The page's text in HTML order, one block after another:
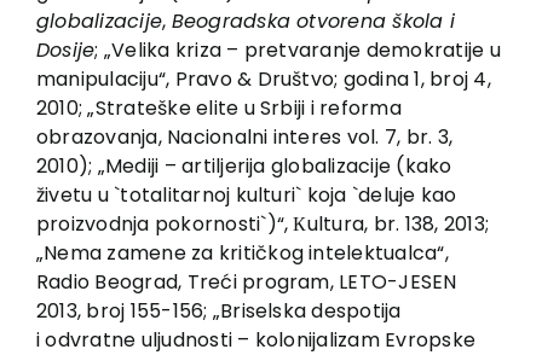
globalizacije, Beogradska otvorena škola i
Dosije; „Velika kriza – pretvaranje demokratije u
manipulaciju“, Pravo & Društvo; godina 1, broj 4,
2010; „Strateške elite u Srbiji i reforma
obrazovanja, Nacionalni interes vol. 7, br. 3,
2010); „Mediji – artiljerija globalizacije (kako
živetu u `totalitarnoj kulturi` koja `deluje kao
proizvodnja pokornosti`)“, Кultura, br. 138, 2013;
„Nema zamene za kritičkog intelektualca“,
Radio Beograd, Treći program, LETO-JESEN
2013, broj 155-156; „Briselska despotija
i odvratne uljudnosti – kolonijalizam Evropske